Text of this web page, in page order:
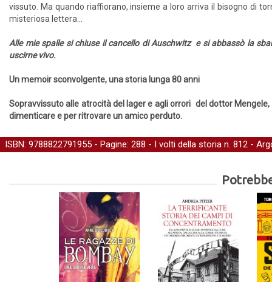
vissuto. Ma quando riaffiorano, insieme a loro arriva il bisogno di
misteriosa lettera...
Alle mie spalle si chiuse il cancello di Auschwitz e si abbassò la
uscirne vivo.
Un memoir sconvolgente, una storia lunga 80 anni
Sopravvissuto alle atrocità del lager e agli orrori del dottor
dimenticare e per ritrovare un amico perduto.
ISBN: 9788822791955 - Pagine: 288 - I volti della storia n. 812 -